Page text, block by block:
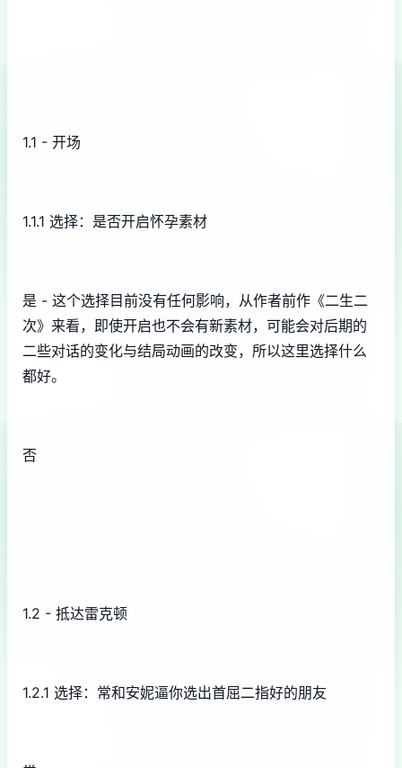
1.1 - 开场
1.1.1 选择：是否开启怀孕素材
是 - 这个选择目前没有任何影响，从作者前作《二生二
次》来看，即使开启也不会有新素材，可能会对后期的
二些对话的变化与结局动画的改变，所以这里选择什么
都好。
否
1.2 - 抵达雷克顿
1.2.1 选择：常和安妮逼你选出首屈二指好的朋友